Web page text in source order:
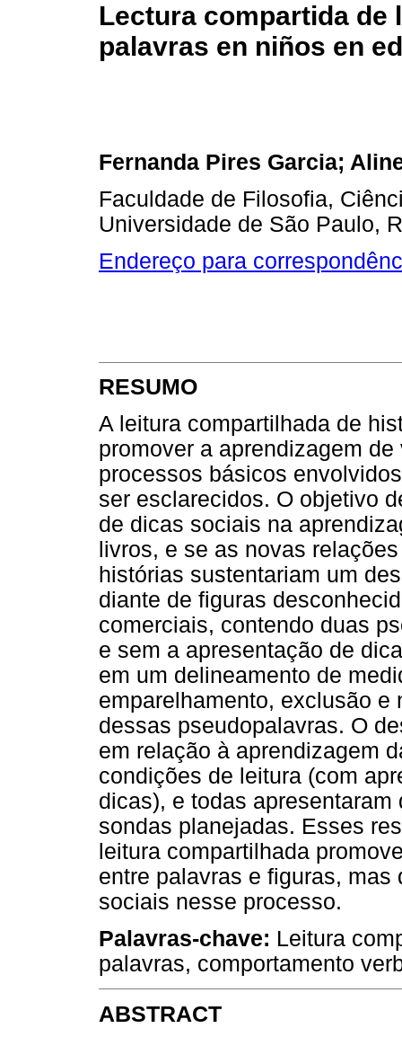
Lectura compartida de
palavras en niños en
Fernanda Pires Garcia;
Faculdade de Filosofia,
Universidade de São Paulo,
Endereço para
RESUMO
A leitura compartilhada de
promover a aprendizagem
processos básicos
ser esclarecidos. O objetivo
de dicas sociais na
livros, e se as novas
histórias sustentariam um
diante de figuras
comerciais, contendo duas
e sem a apresentação de
em um delineamento de
emparelhamento, exclusão e
dessas pseudopalavras. O
em relação à aprendizagem
condições de leitura (com
dicas), e todas
sondas planejadas. Esses
leitura compartilhada
entre palavras e figuras,
sociais nesse processo.
Palavras-chave: Leitura
palavras, comportamento
ABSTRACT